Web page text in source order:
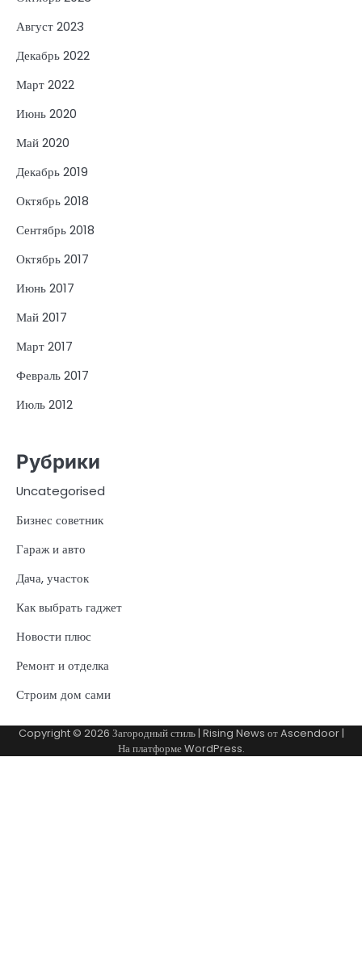
Август 2023
Декабрь 2022
Март 2022
Июнь 2020
Май 2020
Декабрь 2019
Октябрь 2018
Сентябрь 2018
Октябрь 2017
Июнь 2017
Май 2017
Март 2017
Февраль 2017
Июль 2012
Рубрики
Uncategorised
Бизнес советник
Гараж и авто
Дача, участок
Как выбрать гаджет
Новости плюс
Ремонт и отделка
Строим дом сами
Copyright © 2026 Загородный стиль| Rising News отAscendoor|
На платформеWordPress.